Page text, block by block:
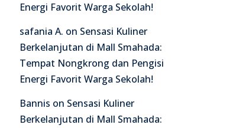
Energi Favorit Warga Sekolah!
safania A. on Sensasi Kuliner
Berkelanjutan di Mall Smahada:
Tempat Nongkrong dan Pengisi
Energi Favorit Warga Sekolah!
Bannis on Sensasi Kuliner
Berkelanjutan di Mall Smahada: